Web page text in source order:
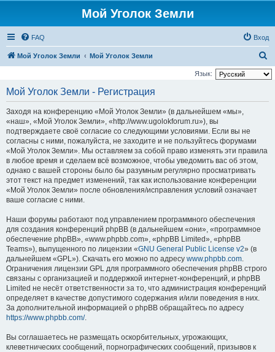
Мой Уголок Земли
FAQ Вход
Мой Уголок Земли Мой Уголок Земли
о
Язык:
Мой Уголок Земли - Регистрация
Заходя на конференцию «Мой Уголок Земли» (в дальнейшем «мы»,
«наш», «Мой Уголок Земли», «http://www.ugolokforum.ru»), вы
подтверждаете своё согласие со следующими условиями. Если вы не
согласны с ними, пожалуйста, не заходите и не пользуйтесь форумами
«Мой Уголок Земли». Мы оставляем за собой право изменять эти правила
в любое время и сделаем всё возможное, чтобы уведомить вас об этом,
однако с вашей стороны было бы разумным регулярно просматривать
этот текст на предмет изменений, так как использование конференции
«Мой Уголок Земли» после обновления/исправления условий означает
ваше согласие с ними.
Наши форумы работают под управлением программного обеспечения
для создания конференций phpBB (в дальнейшем «они», «программное
обеспечение phpBB», «www.phpbb.com», «phpBB Limited», «phpBB
Teams»), выпущенного по лицензии «GNU General Public License v2» (в
дальнейшем «GPL»). Скачать его можно по адресу www.phpbb.com.
Ограничения лицензии GPL для программного обеспечения phpBB строго
связаны с организацией и поддержкой интернет-конференций, и phpBB
Limited не несёт ответственности за то, что администрация конференций
определяет в качестве допустимого содержания и/или поведения в них.
За дополнительной информацией о phpBB обращайтесь по адресу
https://www.phpbb.com/.
Вы соглашаетесь не размещать оскорбительных, угрожающих,
клеветнических сообщений, порнографических сообщений, призывов к